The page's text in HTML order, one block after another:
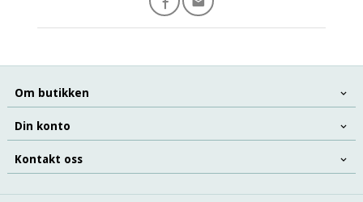
Om butikken
Din konto
Kontakt oss